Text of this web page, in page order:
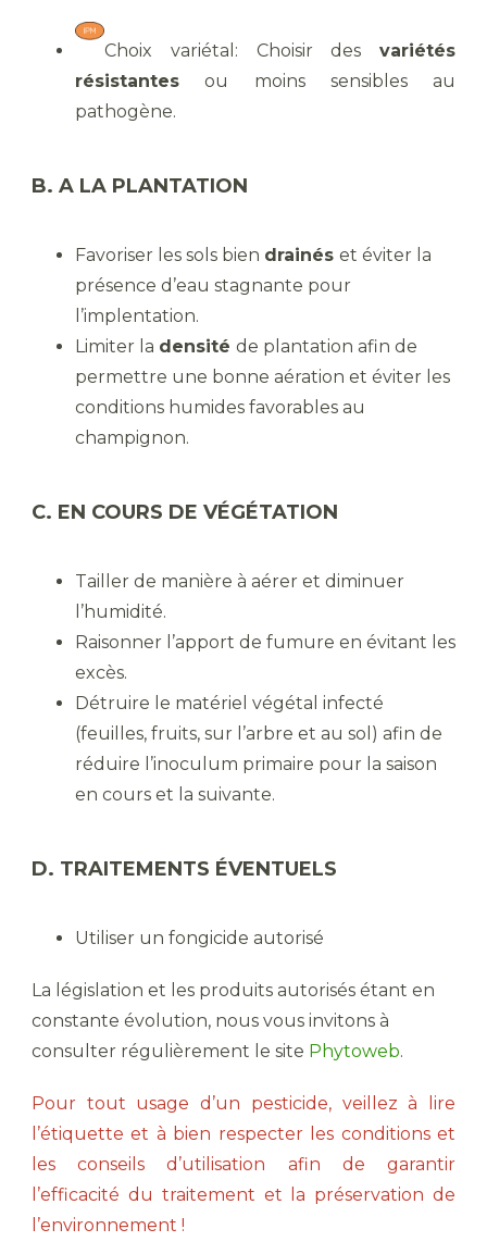
Choix variétal: Choisir des variétés
résistantes ou moins sensibles au
pathogène.
B. A LA PLANTATION
Favoriser les sols bien drainés et éviter la
présence d’eau stagnante pour
l’implentation.
Limiter la densité de plantation afin de
permettre une bonne aération et éviter les
conditions humides favorables au
champignon.
C. EN COURS DE VÉGÉTATION
Tailler de manière à aérer et diminuer
l’humidité.
Raisonner l’apport de fumure en évitant les
excès.
Détruire le matériel végétal infecté
(feuilles, fruits, sur l’arbre et au sol) afin de
réduire l’inoculum primaire pour la saison
en cours et la suivante.
D. TRAITEMENTS ÉVENTUELS
Utiliser un fongicide autorisé
La législation et les produits autorisés étant en
constante évolution, nous vous invitons à
consulter régulièrement le site Phytoweb.
Pour tout usage d’un pesticide, veillez à lire
l’étiquette et à bien respecter les conditions et
les conseils d’utilisation afin de garantir
l’efficacité du traitement et la préservation de
l’environnement !